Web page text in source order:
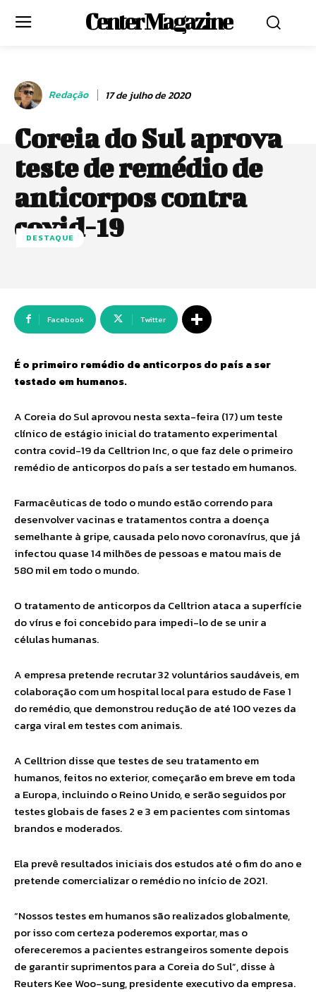
Center Magazine
Redação 17 de julho de 2020
Coreia do Sul aprova
teste de remédio de
anticorpos contra
covid-19
DESTAQUE
Facebook Twitter
É o primeiro remédio de anticorpos do país a ser
testado em humanos.
A Coreia do Sul aprovou nesta sexta-feira (17) um teste
clínico de estágio inicial do tratamento experimental
contra covid-19 da Celltrion Inc, o que faz dele o primeiro
remédio de anticorpos do país a ser testado em humanos.
Farmacêuticas de todo o mundo estão correndo para
desenvolver vacinas e tratamentos contra a doença
semelhante à gripe, causada pelo novo coronavírus, que já
infectou quase 14 milhões de pessoas e matou mais de
580 mil em todo o mundo.
O tratamento de anticorpos da Celltrion ataca a superfície
do vírus e foi concebido para impedi-lo de se unir a
células humanas.
A empresa pretende recrutar 32 voluntários saudáveis, em
colaboração com um hospital local para estudo de Fase 1
do remédio, que demonstrou redução de até 100 vezes da
carga viral em testes com animais.
A Celltrion disse que testes de seu tratamento em
humanos, feitos no exterior, começarão em breve em toda
a Europa, incluindo o Reino Unido, e serão seguidos por
testes globais de fases 2 e 3 em pacientes com sintomas
brandos e moderados.
Ela prevê resultados iniciais dos estudos até o fim do ano e
pretende comercializar o remédio no início de 2021.
“Nossos testes em humanos são realizados globalmente,
por isso com certeza poderemos exportar, mas o
ofereceremos a pacientes estrangeiros somente depois
de garantir suprimentos para a Coreia do Sul”, disse à
Reuters Kee Woo-sung, presidente executivo da empresa.